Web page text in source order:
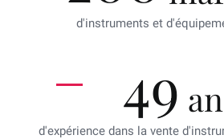
d'instruments et
49
d'expérience dans la vente